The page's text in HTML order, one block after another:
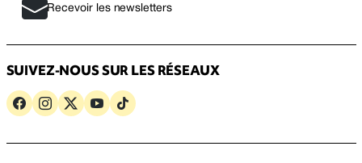
Recevoir les newsletters
SUIVEZ-NOUS SUR LES RÉSEAUX